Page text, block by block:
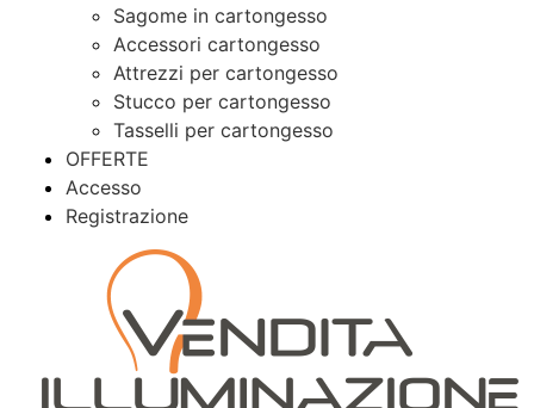
Sagome in cartongesso
Accessori cartongesso
Attrezzi per cartongesso
Stucco per cartongesso
Tasselli per cartongesso
OFFERTE
Accesso
Registrazione